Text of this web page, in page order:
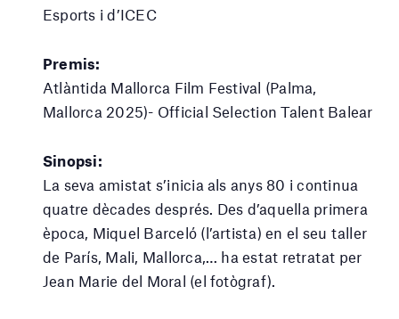
Esports i d’ICEC
Premis:
Atlàntida Mallorca Film Festival (Palma,
Mallorca 2025)- Official Selection Talent Balear
Sinopsi:
La seva amistat s’inicia als anys 80 i continua
quatre dècades després. Des d’aquella primera
època, Miquel Barceló (l’artista) en el seu taller
de París, Mali, Mallorca,… ha estat retratat per
Jean Marie del Moral (el fotògraf).